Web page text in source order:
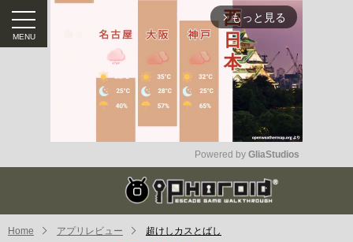
arrow_forward_ios もっと見る
Mute
Powered by GliaStudios
Home アプリレビュー 超けしカスとばし